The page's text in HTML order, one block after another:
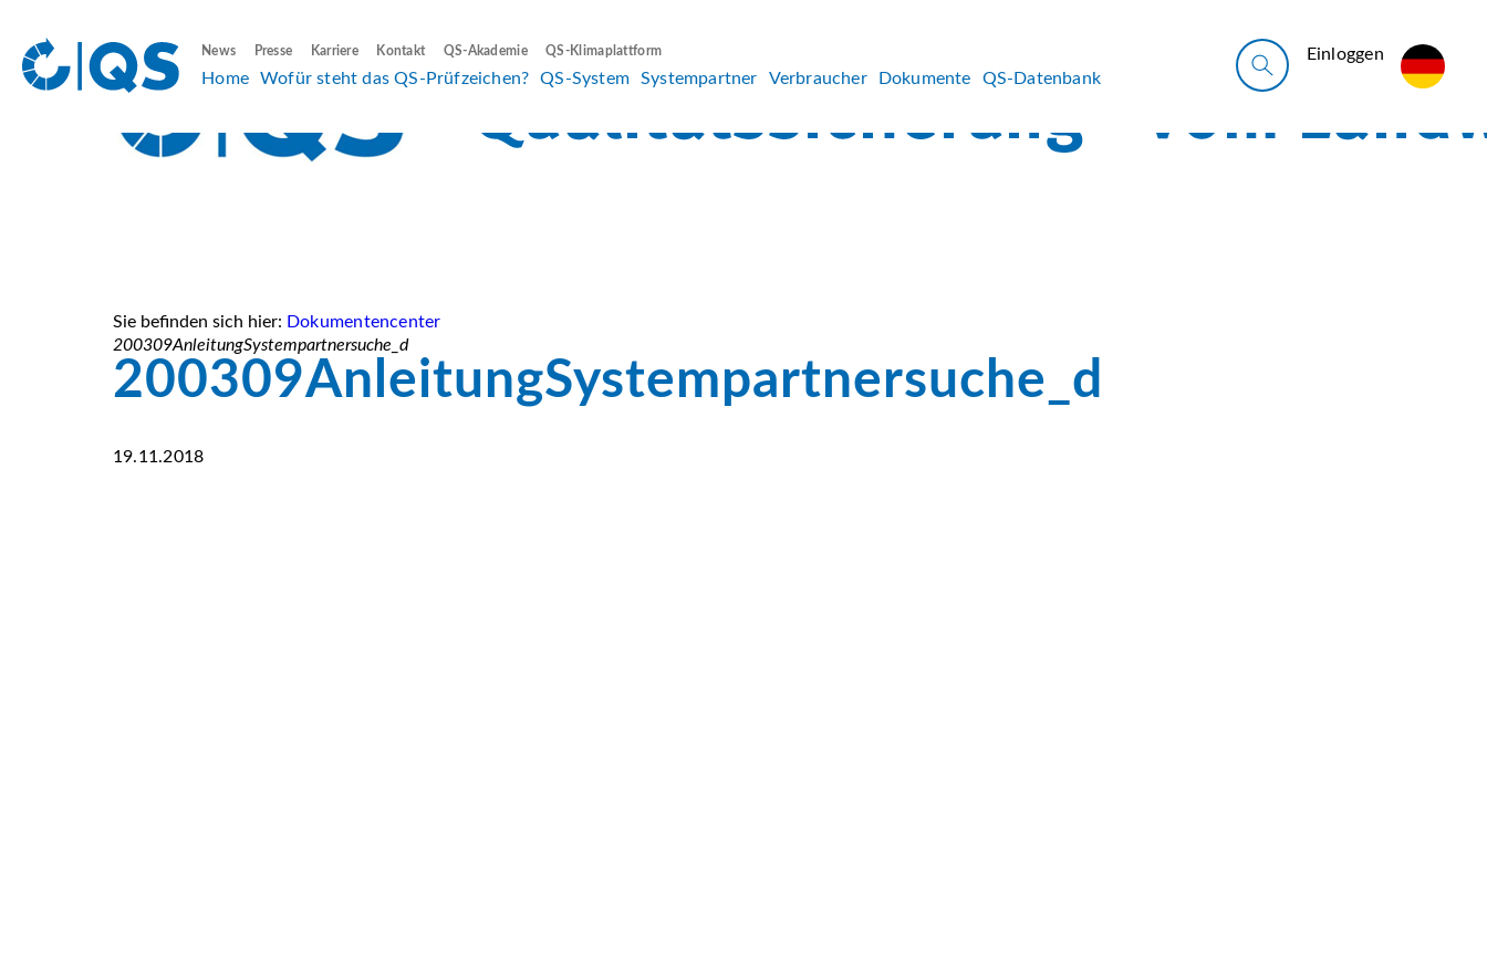
News Presse Karriere Kontakt QS-Akademie QS-Klimaplattform
Home Wofür steht das QS-Prüfzeichen? QS-System Systempartner Verbraucher Dokumente QS-Datenbank
Ein­log­gen
Sie befinden sich hier: Dokumentencenter
200309AnleitungSystempartnersuche_d
200309AnleitungSystempartnersuche_d
19.11.2018